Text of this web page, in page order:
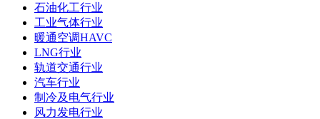
石油化工行业
工业气体行业
暖通空调HAVC
LNG行业
轨道交通行业
汽车行业
制冷及电气行业
风力发电行业